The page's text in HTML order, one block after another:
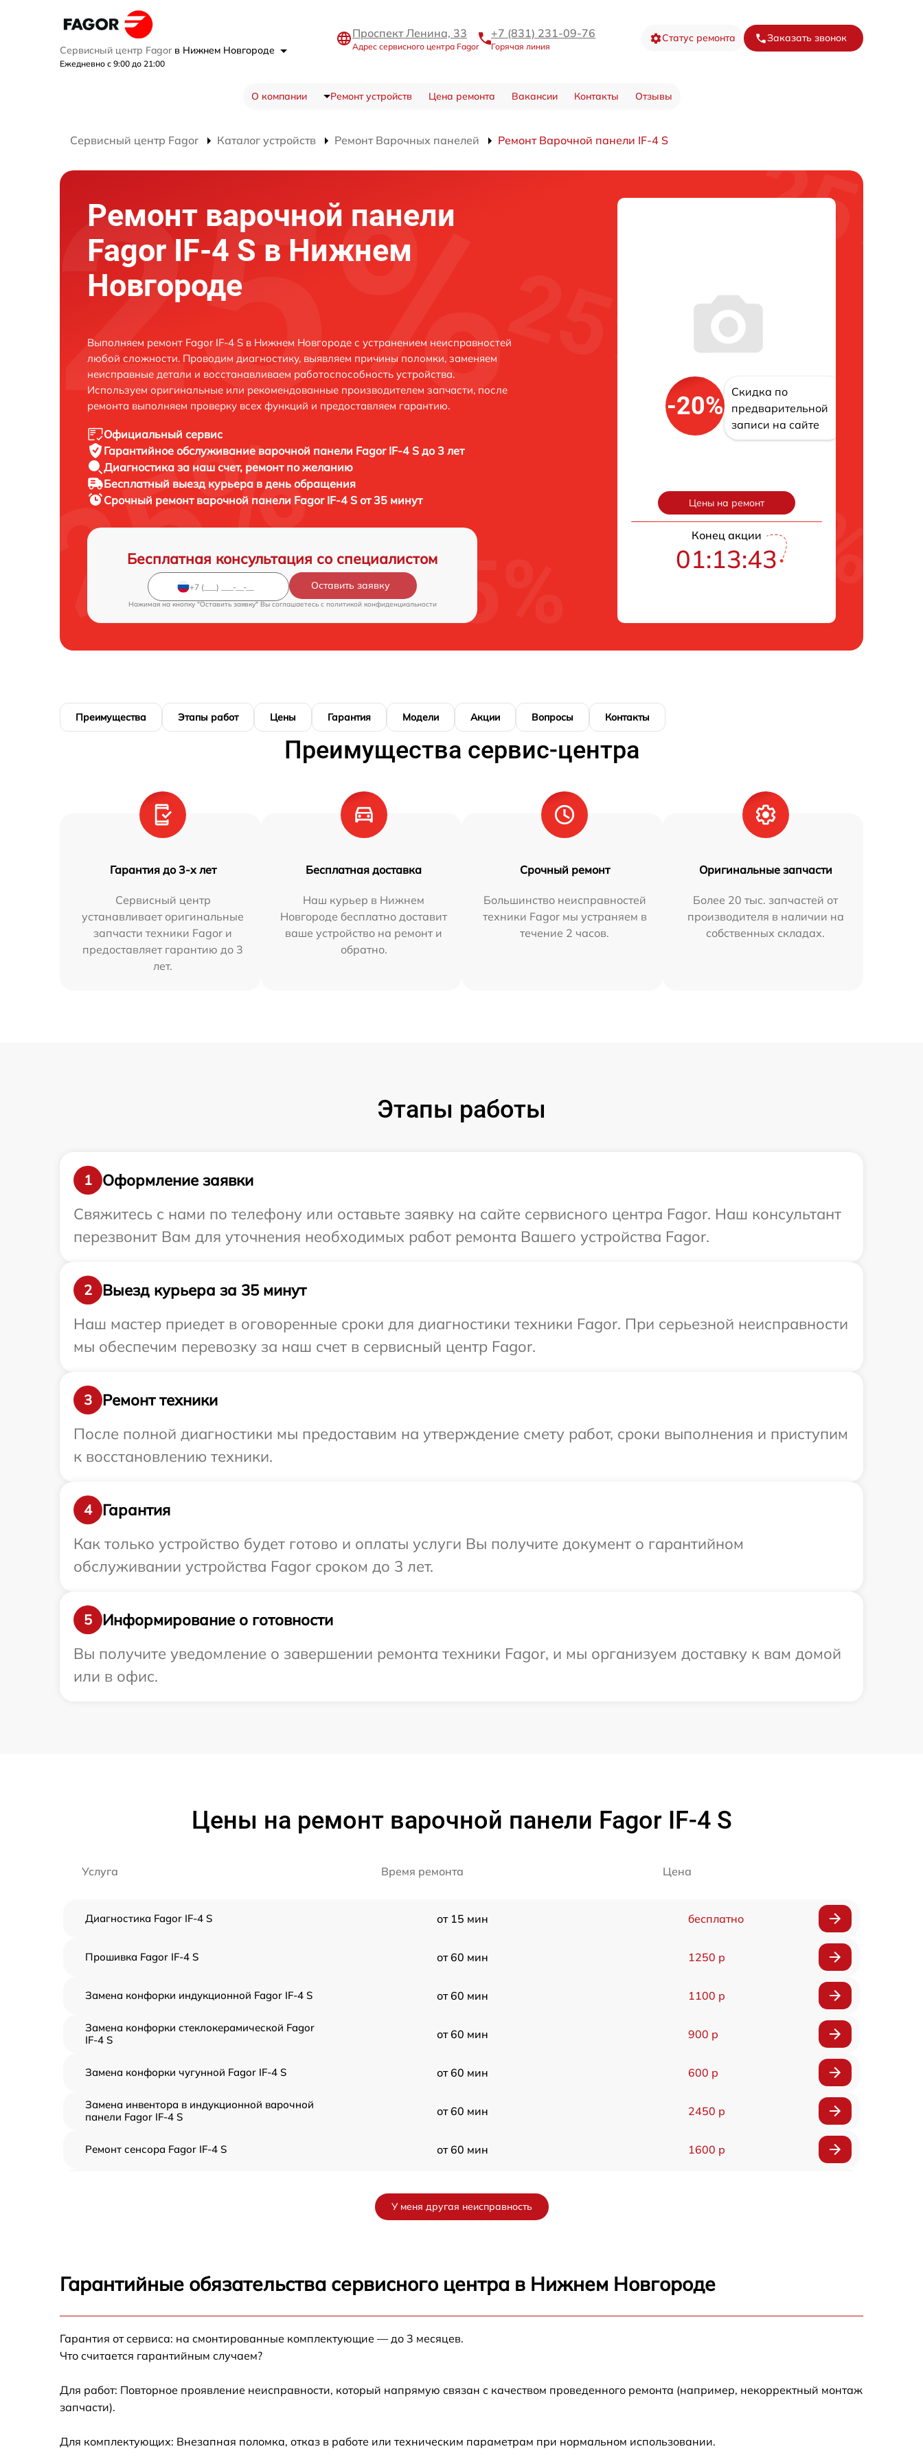
Сервисный центр Fagor в Нижнем Новгороде
Ежедневно с 9:00 до 21:00
Проспект Ленина, 33
Адрес сервисного центра Fagor
+7 (831) 231-09-76
Горячая линия
Статус ремонта Заказать звонок
О компании Ремонт устройств Цена ремонта Вакансии Контакты Отзывы
Сервисный центр Fagor Каталог устройств Ремонт Варочных панелей Ремонт Варочной панели IF-4 S
Ремонт варочной панели
Fagor IF-4 S в Нижнем
Новгороде
Выполняем ремонт Fagor IF-4 S в Нижнем Новгороде с устранением неисправностей
любой сложности. Проводим диагностику, выявляем причины поломки, заменяем
неисправные детали и восстанавливаем работоспособность устройства.
Используем оригинальные или рекомендованные производителем запчасти, после
ремонта выполняем проверку всех функций и предоставляем гарантию.
Официальный сервис
Гарантийное обслуживание варочной панели Fagor IF-4 S до 3 лет
Диагностика за наш счет, ремонт по желанию
Бесплатный выезд курьера в день обращения
Срочный ремонт варочной панели Fagor IF-4 S от 35 минут
Бесплатная консультация со специалистом
Оставить заявку
Нажимая на кнопку "Оставить заявку" Вы соглашаетесь c политикой конфиденциальности
-20%
Скидка по
предварительной
записи на сайте
Цены на ремонт
Конец акции
01:13:42
Преимущества Этапы работ Цены Гарантия Модели Акции Вопросы Контакты
Преимущества сервис-центра
Гарантия до 3-х лет
Сервисный центр
устанавливает оригинальные
запчасти техники Fagor и
предоставляет гарантию до 3
лет.
Бесплатная доставка
Наш курьер в Нижнем
Новгороде бесплатно доставит
ваше устройство на ремонт и
обратно.
Срочный ремонт
Большинство неисправностей
техники Fagor мы устраняем в
течение 2 часов.
Оригинальные запчасти
Более 20 тыс. запчастей от
производителя в наличии на
собственных складах.
Этапы работы
1
Оформление заявки
Свяжитесь с нами по телефону или оставьте заявку на сайте сервисного центра Fagor. Наш консультант
перезвонит Вам для уточнения необходимых работ ремонта Вашего устройства Fagor.
2
Выезд курьера за 35 минут
Наш мастер приедет в оговоренные сроки для диагностики техники Fagor. При серьезной неисправности
мы обеспечим перевозку за наш счет в сервисный центр Fagor.
3
Ремонт техники
После полной диагностики мы предоставим на утверждение смету работ, сроки выполнения и приступим
к восстановлению техники.
4
Гарантия
Как только устройство будет готово и оплаты услуги Вы получите документ о гарантийном
обслуживании устройства Fagor сроком до 3 лет.
5
Информирование о готовности
Вы получите уведомление о завершении ремонта техники Fagor, и мы организуем доставку к вам домой
или в офис.
Цены на ремонт варочной панели Fagor IF-4 S
Услуга Время ремонта Цена
Диагностика Fagor IF-4 S от 15 мин бесплатно
Прошивка Fagor IF-4 S от 60 мин 1250 р
Замена конфорки индукционной Fagor IF-4 S от 60 мин 1100 р
Замена конфорки стеклокерамической Fagor
IF-4 S
от 60 мин 900 р
Замена конфорки чугунной Fagor IF-4 S от 60 мин 600 р
Замена инвентора в индукционной варочной
панели Fagor IF-4 S
от 60 мин 2450 р
Ремонт сенсора Fagor IF-4 S от 60 мин 1600 р
Замена сенсора Fagor IF-4 S от 60 мин
У меня другая неисправность
Гарантийные обязательства сервисного центра в Нижнем Новгороде
Гарантия от сервиса: на смонтированные комплектующие — до 3 месяцев.
Что считается гарантийным случаем?
Для работ: Повторное проявление неисправности, который напрямую связан с качеством проведенного ремонта (например, некорректный монтаж
запчасти).
Для комплектующих: Внезапная поломка, отказ в работе или техническим параметрам при нормальном использовании.